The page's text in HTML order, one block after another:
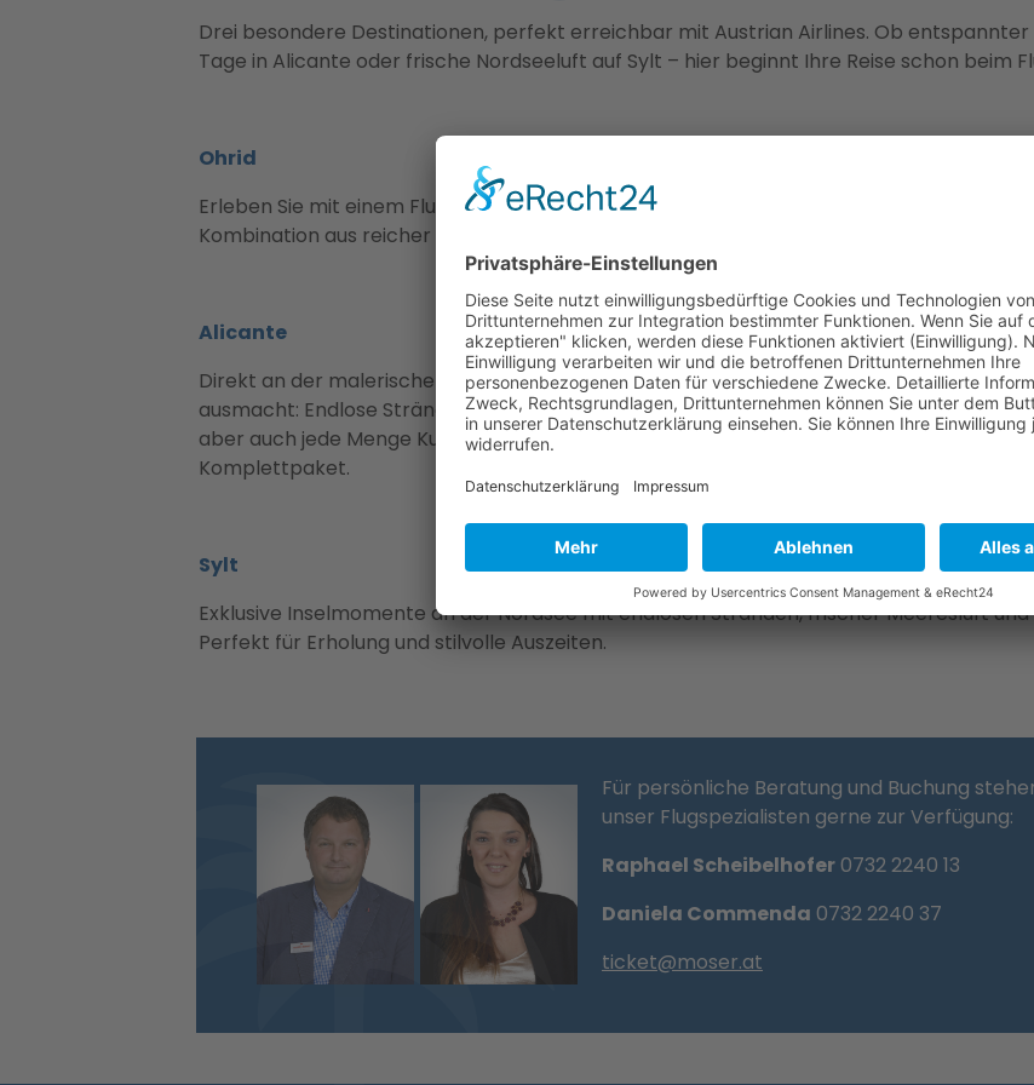
Drei besondere Destinationen, perfekt erreichbar mit Austrian Airlines. Ob
Tage in Alicante oder frische Nordseeluft auf Sylt – hier beginnt Ihre Reise schon beim
Ohrid
Erleben Sie mit einem Flug nach Ohrid eine der ältesten und faszinierendsten Städte
Kombination aus reicher Geschichte, atemberaubender Natur und kulturellen Schätzen
Alicante
Direkt an der malerischen Costa Blanca liegt die Hafenstadt Alicante. Hier finden Sie
ausmacht: Endlose Strände, köstliche Speisen und Ruhe vor der Hektik des Alltags.
aber auch jede Menge Kultur und Shoppingmöglichkeiten zu bieten. Kurz: Wenn Sie
Komplettpaket.
Sylt
Exklusive Inselmomente an der Nordsee mit endlosen Stränden, frischer Meeresluft
Perfekt für Erholung und stilvolle Auszeiten.
Für persönliche Beratung und Buchung
unser Flugspezialisten gerne zur Verfügung:
Raphael Scheibelhofer 0732 2240 13
Daniela Commenda 0732 2240 37
ticket@moser.at